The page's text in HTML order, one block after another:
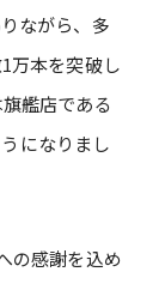
ながら、多
万本を突破し
艦店である
になりまし
の感謝を込め